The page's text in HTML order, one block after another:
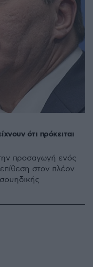
ότι πρόκειται
προσαγωγή ενός
στον πλέον